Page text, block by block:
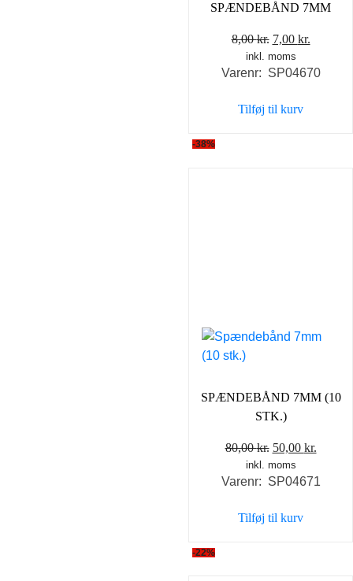
SPÆNDEBÅND 7MM
8,00kr. Den
oprindelige
pris
8,00 kr..
7,00 kr.Den
pris
inkl. moms
Varenr: SP04670
Tilføj til kurv
-38%
SPÆNDEBÅND 7MM (10
STK.)
80,00kr. Den
oprindelige
pris
80,00 kr..
50,00 kr.
pris
inkl. moms
Varenr: SP04671
Tilføj til kurv
-22%